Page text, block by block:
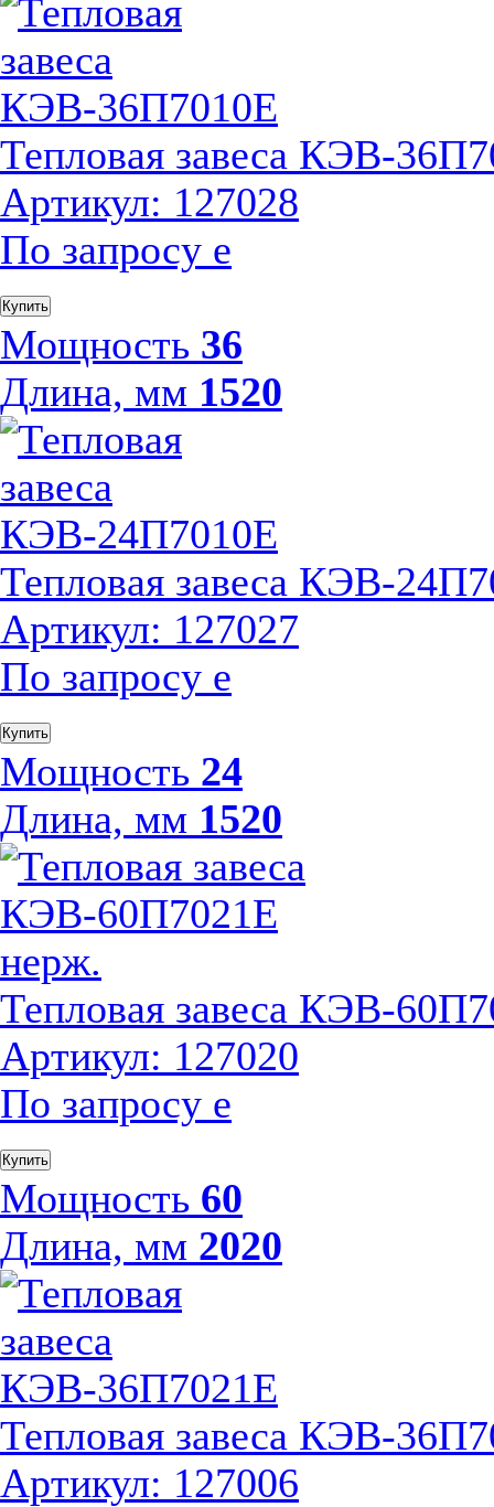
Тепловая завеса КЭВ-
Артикул: 127028
По запросу е
Купить
Мощность 36
Длина, мм 1520
Тепловая завеса КЭВ-
Артикул: 127027
По запросу е
Купить
Мощность 24
Длина, мм 1520
Тепловая завеса КЭВ-
Артикул: 127020
По запросу е
Купить
Мощность 60
Длина, мм 2020
Тепловая завеса КЭВ-
Артикул: 127006